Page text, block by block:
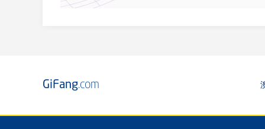
GiFang.com